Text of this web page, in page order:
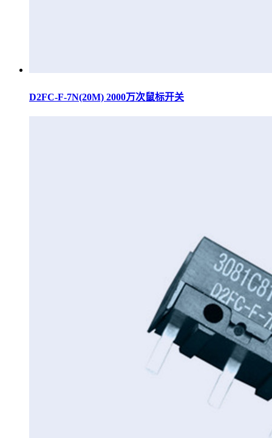
D2FC-F-7N(20M) 2000万次鼠标开关